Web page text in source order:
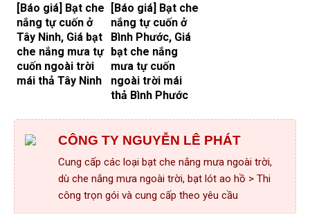
[Báo giá] Bạt che
nắng tự cuốn ở
Tây Ninh, Giá bạt
che nắng mưa tự
cuốn ngoài trời
mái thả Tây Ninh
[Báo giá] Bạt che
nắng tự cuốn ở
Bình Phước, Giá
bạt che nắng
mưa tự cuốn
ngoài trời mái
thả Bình Phước
CÔNG TY NGUYỄN LÊ PHÁT
Cung cấp các loại bạt che nắng mưa ngoài trời,
dù che nắng mưa ngoài trời, bạt lót ao hồ > Thi
công trọn gói và cung cấp theo yêu cầu